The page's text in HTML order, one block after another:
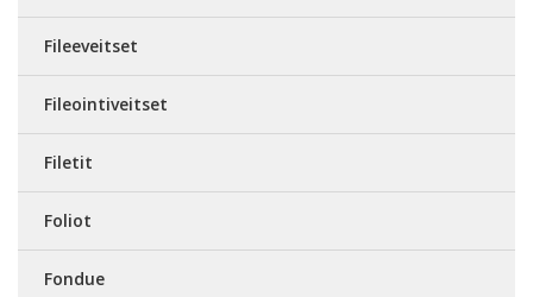
Fileeveitset
Fileointiveitset
Filetit
Foliot
Fondue